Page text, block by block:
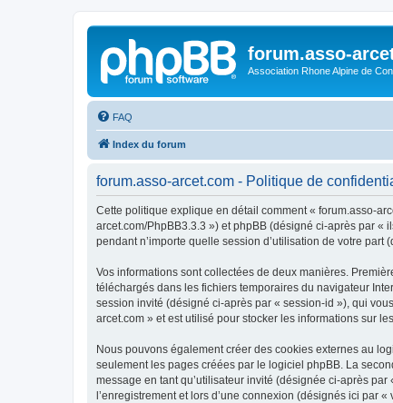
forum.asso-
Association Rhone Alpine de
FAQ
Index du forum
forum.asso-arcet.com - Politique de
Cette politique explique en détail comment « forum.asso-
arcet.com/PhpBB3.3.3 ») et phpBB (désigné ci-après par «
pendant n’importe quelle session d’utilisation de votre part
Vos informations sont collectées de deux manières.
téléchargés dans les fichiers temporaires du navigateur
session invité (désigné ci-après par « session-id »), qui
arcet.com » et est utilisé pour stocker les informations sur
Nous pouvons également créer des cookies externes au
seulement les pages créées par le logiciel phpBB. La
message en tant qu’utilisateur invité (désignée ci-après
l’enregistrement et lors d’une connexion (désignés ici par «